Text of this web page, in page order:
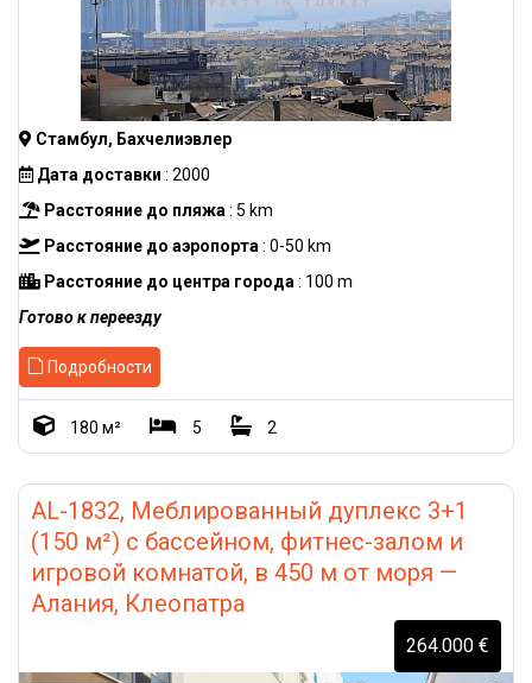
Стамбул, Бахчелиэвлер
Дата доставки : 2000
Расстояние до пляжа : 5 km
Расстояние до аэропорта : 0-50 km
Расстояние до центра города : 100 m
Готово к переезду
Подробности
180 м² 5 2
AL-1832, Меблированный дуплекс 3+1
(150 м²) с бассейном, фитнес-залом и
игровой комнатой, в 450 м от моря —
Алания, Клеопатра
264.000 €